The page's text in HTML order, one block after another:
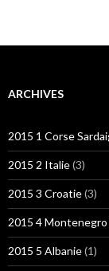
ARCHIVES
2015 1 Corse
2015 2 Italie(3)
2015 3 Croatie(3)
2015 4 Montenegro
2015 5 Albanie(1)